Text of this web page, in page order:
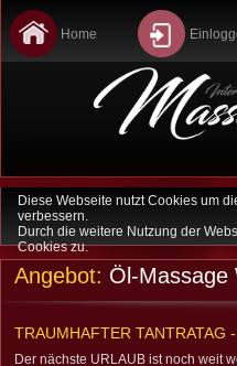
Home
Diese Webseite nutzt Cookies um
verbessern.
Durch die weitere Nutzung der
Cookies zu.
Angebot: Öl-Massage
TRAUMHAFTER TANTRATAG
Der nächste URLAUB ist noch weit